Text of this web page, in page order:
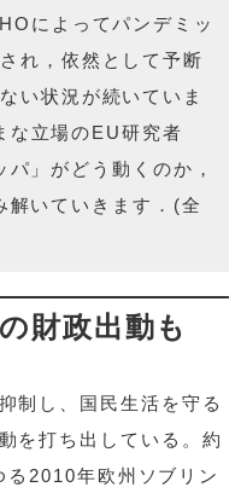
によってパンデミッ
れ， 依然として予断
い状況が続いていま
な立場のEU研究者
」 がどう動くのか，
いていきます． (全
財政出動も
制し、国民生活を守る
を打ち出している。約
2010年欧州ソブリン